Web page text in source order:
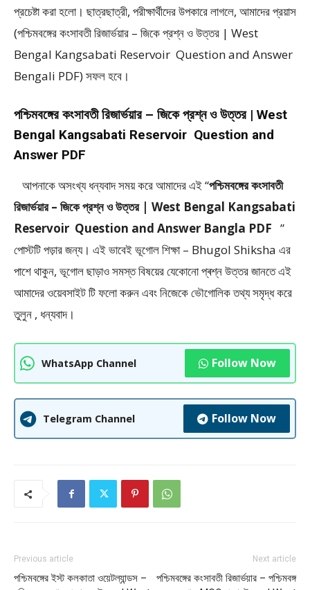
প্রচেষ্টা করা হলাে। ছাত্রছাত্রী, পরীক্ষার্থীদের উপকারে লাগলে, আমাদের প্রয়াস
(পশ্চিমবঙ্গের কংসাবতী রিজার্ভয়ার – জিকে প্রশ্ন ও উত্তর | West
Bengal Kangsabati Reservoir Question and Answer
Bengali PDF) সফল হবে।
পশ্চিমবঙ্গের কংসাবতী রিজার্ভয়ার – জিকে প্রশ্ন ও উত্তর | West
Bengal Kangsabati Reservoir Question and
Answer PDF
আপনাকে অসংখ্য ধন্যবাদ সময় করে আমাদের এই “পশ্চিমবঙ্গের কংসাবতী
রিজার্ভয়ার – জিকে প্রশ্ন ও উত্তর | West Bengal Kangsabati
Reservoir Question and Answer Bangla PDF ”
পােস্টটি পড়ার জন্য। এই ভাবেই ভূগোল শিক্ষা – Bhugol Shiksha এর
পাশে থাকুন, ভূগোল ছাড়াও সমস্ত বিষয়ের যেকোনো প্ৰশ্ন উত্তর জানতে এই
আমাদের ওয়েবসাইট টি ফলাে করুন এবং নিজেকে ভৌগােলিক তথ্য সমৃদ্ধ করে
তুলুন , ধন্যবাদ।
WhatsApp Channel Follow Now
Telegram Channel Follow Now
Previous article
পশ্চিমবঙ্গের ইস্ট কলকাতা ওয়েটল্যান্ডস –
Next article
পশ্চিমবঙ্গের কংসাবতী রিজার্ভয়ার – পশ্চিমবঙ্গ